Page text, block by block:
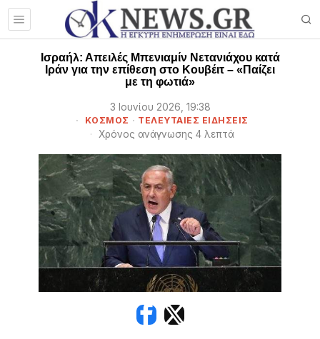
Ισραήλ: Απειλές Μπενιαμίν Νετανιάχου κατά
Ιράν για την επίθεση στο Κουβέιτ – «Παίζει
με τη φωτιά»
3 Ιουνίου 2026, 19:38
ΚΟΣΜΟΣ · ΤΕΛΕΥΤΑΙΕΣ ΕΙΔΗΣΕΙΣ
Χρόνος ανάγνωσης 4 λεπτά